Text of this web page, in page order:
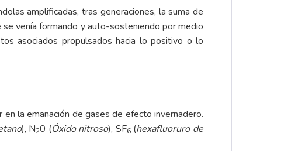
amplificadas, tras generaciones, la suma de
venía formando y auto-sosteniendo por medio
asociados propulsados hacia lo positivo o lo
la emanación de gases de efecto invernadero.
), N20 (Óxido nitroso), SF6(hexafluoruro de